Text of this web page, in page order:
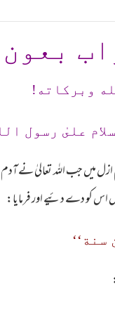
وبرکاته!
علىٰ رسول
میں جب اللہ تعالیٰ نے آدم
اس کو دے دئیے اور فرمایا: